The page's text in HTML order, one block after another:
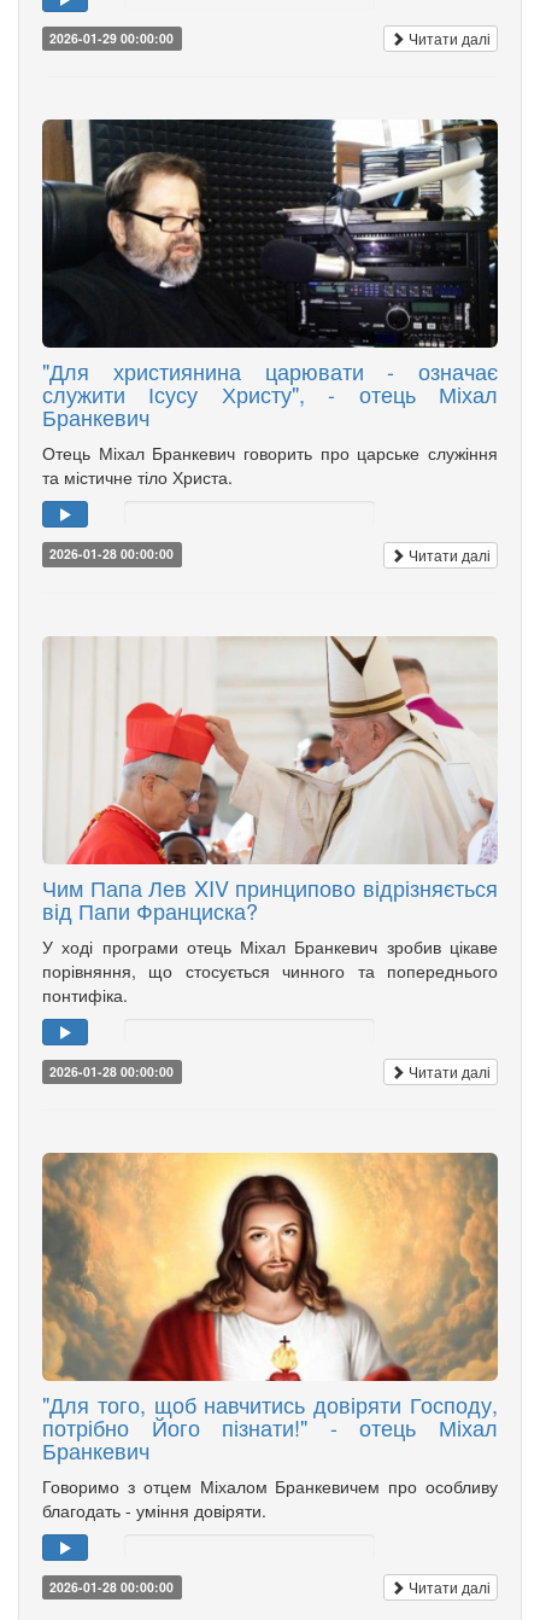
2026-01-29 00:00:00 Читати далі
"Для християнина царювати - означає
служити Ісусу Христу", - отець Міхал
Бранкевич
Отець Міхал Бранкевич говорить про царське служіння
та містичне тіло Христа.
2026-01-28 00:00:00 Читати далі
Чим Папа Лев XIV принципово відрізняється
від Папи Франциска?
У ході програми отець Міхал Бранкевич зробив цікаве
порівняння, що стосується чинного та попереднього
понтифіка.
2026-01-28 00:00:00 Читати далі
"Для того, щоб навчитись довіряти Господу,
потрібно Його пізнати!" - отець Міхал
Бранкевич
Говоримо з отцем Міхалом Бранкевичем про особливу
благодать - уміння довіряти.
2026-01-28 00:00:00 Читати далі